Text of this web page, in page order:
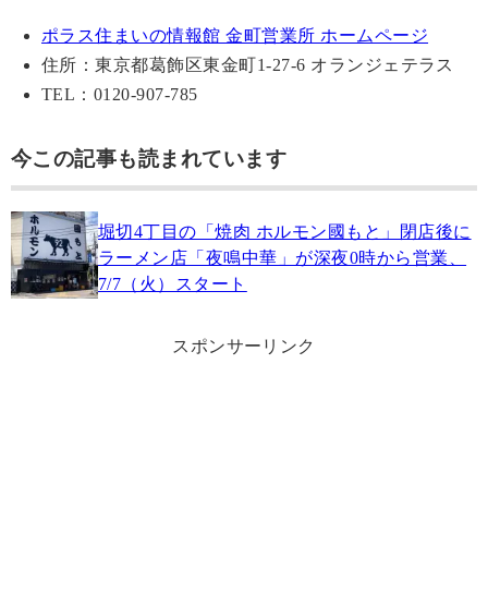
ポラス住まいの情報館 金町営業所 ホームページ
住所：東京都葛飾区東金町1-27-6 オランジェテラス
TEL：0120-907-785
今この記事も読まれています
堀切4丁目の「焼肉 ホルモン國もと」閉店後に
ラーメン店「夜鳴中華」が深夜0時から営業、
7/7（火）スタート
スポンサーリンク